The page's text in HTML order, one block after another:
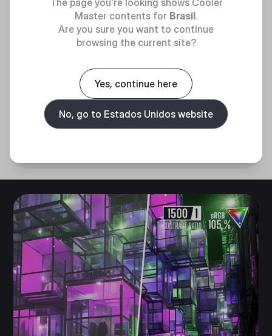
Fique sempre à frente com nosso tempo de
resposta rápido, garantindo que você não
precise se preocupar com o borrão de
movimento a cada passo que der.
Master contents for Brasil.
Are you sure you want to continue
browsing the current site?
Yes, continue here
No, go to Estados Unidos website